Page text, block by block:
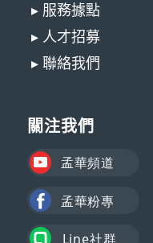
▸ 服務據點
▸ 人才招募
▸ 聯絡我們
關注我們